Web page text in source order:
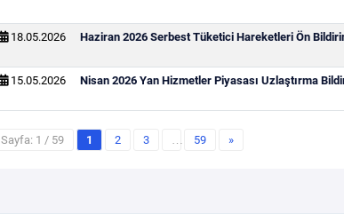
18.05.2026 Haziran 2026 Serbest Tüketici Hareketleri Ön
15.05.2026 Nisan 2026 Yan Hizmetler Piyasası Uzlaştırma
Sayfa: 1 / 59 1 2 3 … 59 »